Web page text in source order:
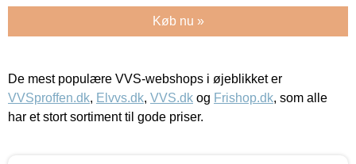
Køb nu »
De mest populære VVS-webshops i øjeblikket er
VVSproffen.dk, Elvvs.dk, VVS.dk og Frishop.dk, som alle
har et stort sortiment til gode priser.